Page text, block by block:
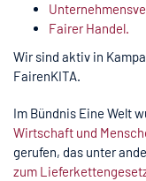
Fairer Handel.
Wir sind aktiv in
FairenKITA.
Im Bündnis Eine Welt
Wirtschaft und
gerufen, das unter
zum